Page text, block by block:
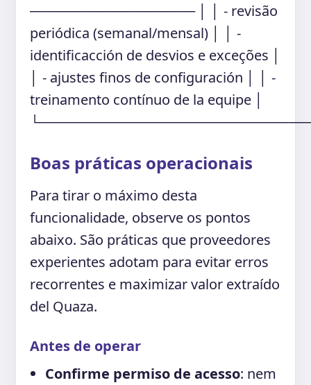
───────────────── │ │ - revisão
periódica (semanal/mensal) │ │ -
identificacción de desvios e exceções │
│ - ajustes finos de configuración │ │ -
treinamento contínuo de la equipe │
Boas práticas operacionais
Para tirar o máximo desta
funcionalidade, observe os pontos
abaixo. São práticas que proveedores
experientes adotam para evitar erros
recorrentes e maximizar valor extraído
del Quaza.
Antes de operar
Confirme permiso de acesso: nem